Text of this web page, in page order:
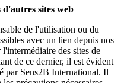
d'autres sites web
de l'utilisation ou du
avec un lien depuis nos
des sites de
de ce dernier, il est évident
par Sens2B International. Il